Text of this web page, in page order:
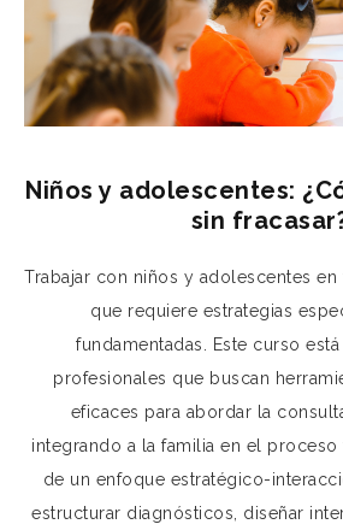
Niños y adolescentes:
sin
Trabajar con niños y adolescentes en
que requiere estrategias
fundamentadas. Este curso
profesionales que buscan
eficaces para abordar la
integrando a la familia en el
de un enfoque estratégico-
estructurar diagnósticos, diseñar